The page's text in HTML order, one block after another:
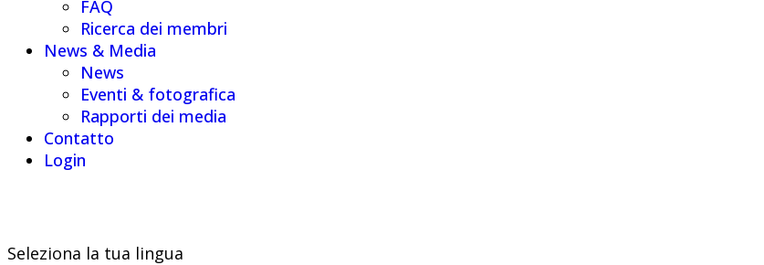
FAQ
Ricerca dei membri
News & Media
News
Eventi & fotografica
Rapporti dei media
Contatto
Login
Seleziona la tua lingua